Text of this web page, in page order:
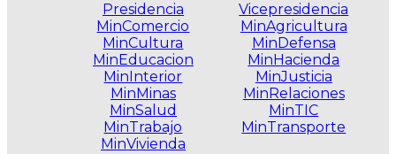
Presidencia
MinComercio
MinCultura
MinEducacion
MinInterior
MinMinas
MinSalud
MinTrabajo
MinVivienda
Vicepresidencia
MinAgricultura
MinDefensa
MinHacienda
MinJusticia
MinRelaciones
MinTIC
MinTransporte